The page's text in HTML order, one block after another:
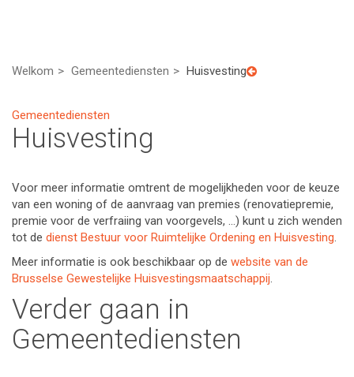
Welkom Gemeentediensten Huisvesting
Gemeentediensten
Huisvesting
Voor meer informatie omtrent de mogelijkheden voor de keuze
van een woning of de aanvraag van premies (renovatiepremie,
premie voor de verfraiing van voorgevels, …) kunt u zich wenden
tot de dienst Bestuur voor Ruimtelijke Ordening en Huisvesting.
Meer informatie is ook beschikbaar op de website van de
Brusselse Gewestelijke Huisvestingsmaatschappij.
Verder gaan in
Gemeentediensten